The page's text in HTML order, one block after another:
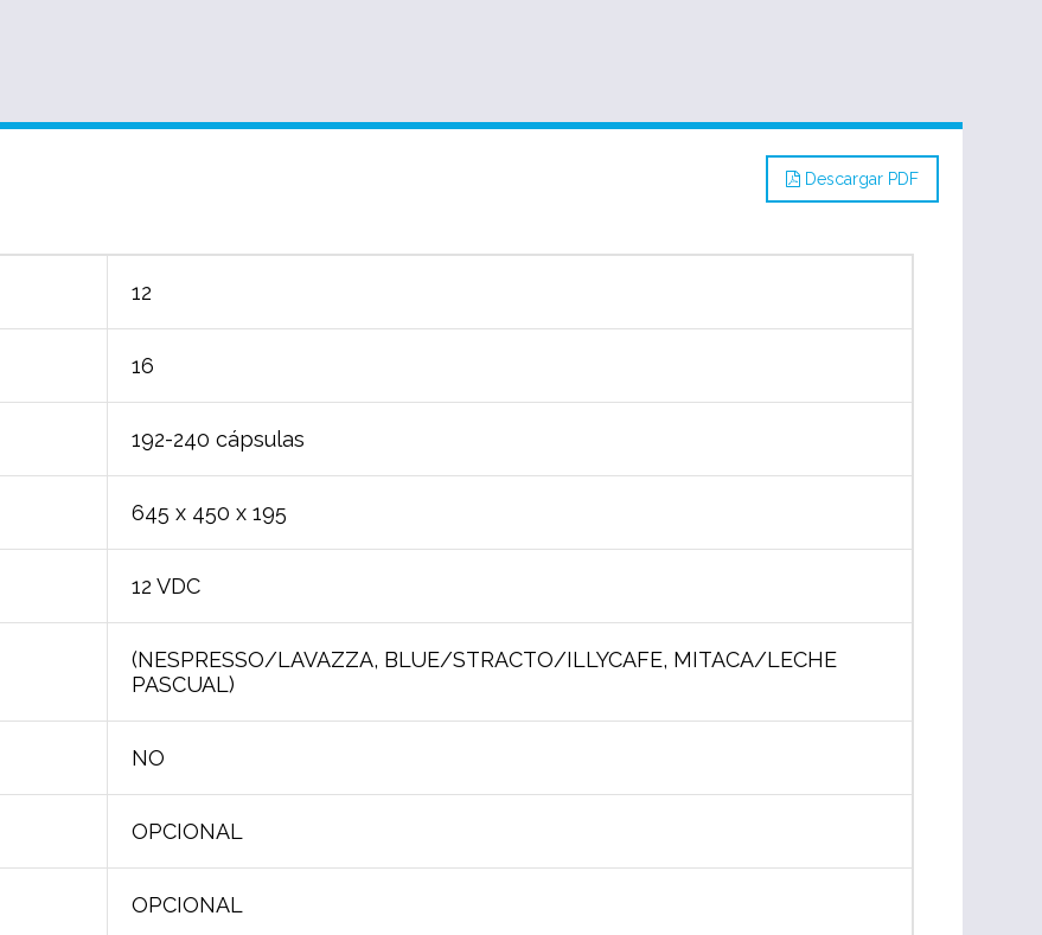
Descargar PDF
12
16
192-240 cápsulas
645 x 450 x 195
12 VDC
(NESPRESSO/LAVAZZA, BLUE/STRACTO/ILLYCAFE, MITACA/LECHE
PASCUAL)
NO
OPCIONAL
OPCIONAL